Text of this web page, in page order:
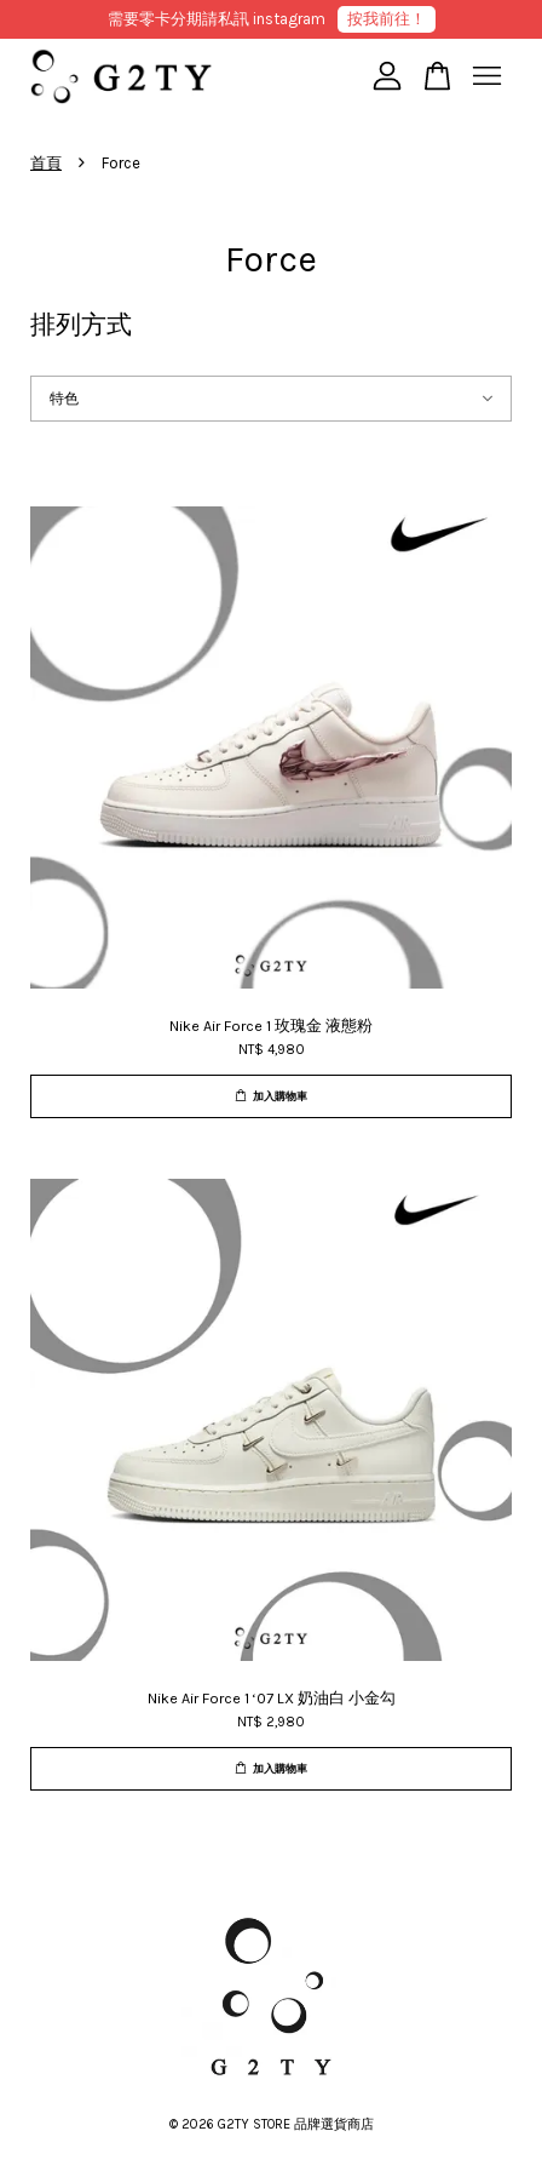
需要零卡分期請私訊 instagram 按我前往！
首頁 › Force
Force
排列方式
Nike Air Force 1 玫瑰金 液態粉
NT$ 4,980
加入購物車
Nike Air Force 1 ‘07 LX 奶油白 小金勾
NT$ 2,980
加入購物車
© 2026 G2TY STORE 品牌選貨商店